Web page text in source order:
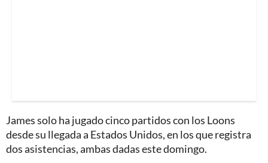
James solo ha jugado cinco partidos con los Loons
desde su llegada a Estados Unidos, en los que registra
dos asistencias, ambas dadas este domingo.